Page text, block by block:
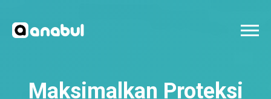
Maksimalkan Proteksi